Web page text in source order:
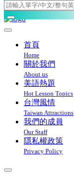
Toggle navigation
首頁
Home
關於我們
About us
美語熱題
Hot Lesson Topics
台灣風情
Taiwan Attractions
我們的成員
Our Staff
隱私權政策
Privacy Policy